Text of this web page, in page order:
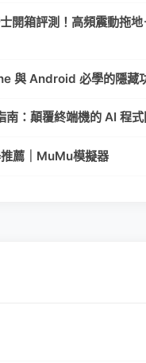
開箱評測！高頻震動拖
與 Android 必學的隱藏
：顛覆終端機的 AI 程式
薦｜MuMu模擬器